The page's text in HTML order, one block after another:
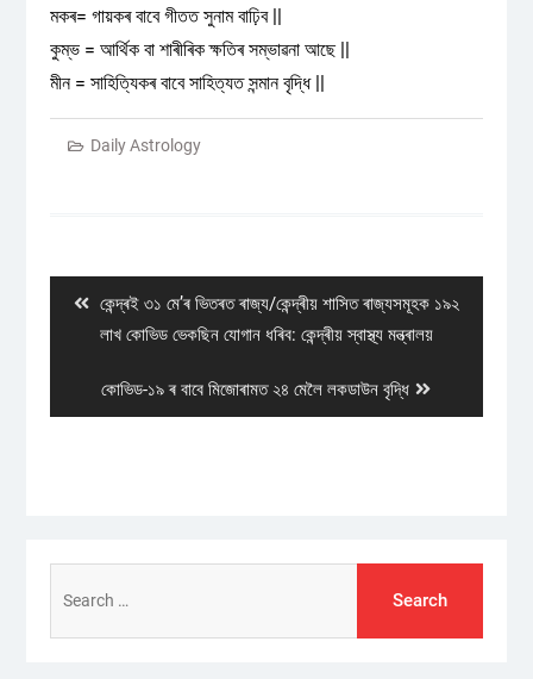
মকৰ= গায়কৰ বাবে গীতত সুনাম বাঢ়িব ||
কুম্ভ = আৰ্থিক বা শাৰীৰিক ক্ষতিৰ সম্ভাৱনা আছে ||
মীন = সাহিত্যিকৰ বাবে সাহিত্যত সন্মান বৃদ্ধি ||
Daily Astrology
Previous
post:
কেন্দ্ৰই ৩১ মে’ৰ ভিতৰত ৰাজ্য/কেন্দ্ৰীয় শাসিত ৰাজ্যসমূহক ১৯২
লাখ কোভিড ভেকছিন যোগান ধৰিব: কেন্দ্ৰীয় স্বাস্থ্য মন্ত্ৰালয়
Next
post:
কোভিড-১৯ ৰ বাবে মিজোৰামত ২৪ মেলৈ লকডাউন বৃদ্ধি
for: